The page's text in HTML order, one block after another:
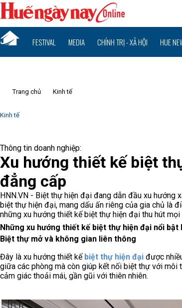
FESTIVAL MEDIA CHÍNH TRỊ - XÃ HỘI HUE
Trang chủ Kinh tế
Kinh tế
Thông tin doanh nghiệp:
Xu hướng thiết kế biệt
đẳng cấp
HNN.VN - Biệt thự hiện đại đang dẫn đầu xu hướng
biệt thự hiện đại, mang dấu ấn riêng của gia chủ là
những xu hướng thiết kế biệt thự hiện đại thu hút mọi
Những xu hướng thiết kế biệt thự hiện đại nổi bật
Biệt thự mở và không gian liên thông
Đây là xu hướng thiết kế biệt thự hiện đại được
giữa các phòng mà còn giúp kết nối biệt thự với
cảm giác thoải mái, gần gũi với thiên nhiên.